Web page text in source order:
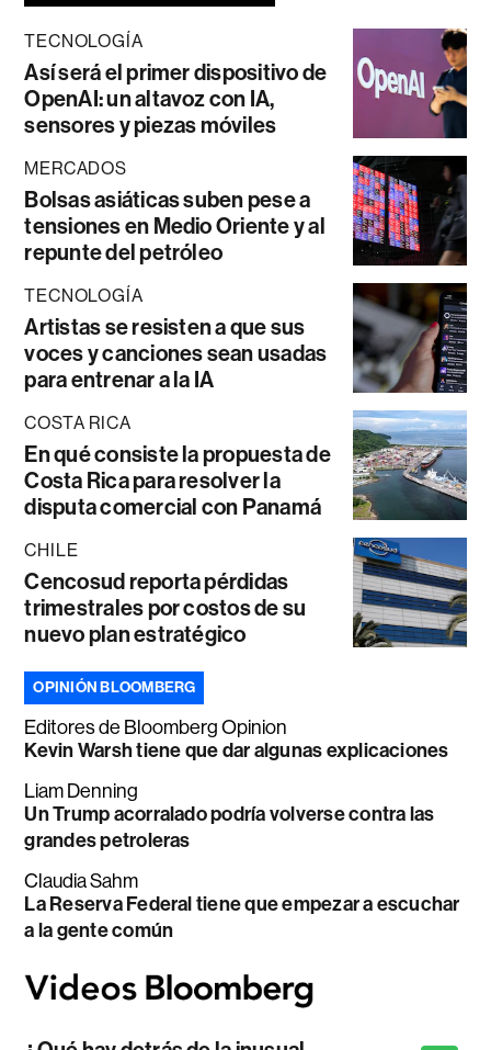
TECNOLOGÍA
Así será el primer dispositivo de
OpenAI: un altavoz con IA,
sensores y piezas móviles
MERCADOS
Bolsas asiáticas suben pese a
tensiones en Medio Oriente y al
repunte del petróleo
TECNOLOGÍA
Artistas se resisten a que sus
voces y canciones sean usadas
para entrenar a la IA
COSTA RICA
En qué consiste la propuesta de
Costa Rica para resolver la
disputa comercial con Panamá
CHILE
Cencosud reporta pérdidas
trimestrales por costos de su
nuevo plan estratégico
OPINIÓN BLOOMBERG
Editores de Bloomberg Opinion
Kevin Warsh tiene que dar algunas explicaciones
Liam Denning
Un Trump acorralado podría volverse contra las
grandes petroleras
Claudia Sahm
La Reserva Federal tiene que empezar a escuchar
a la gente común